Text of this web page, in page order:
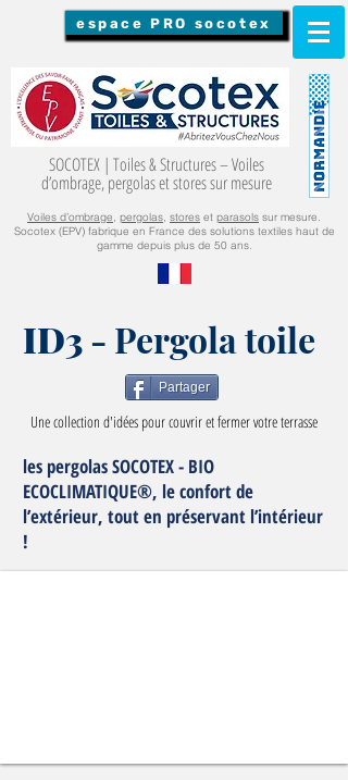
espace PRO socotex
SOCOTEX | Toiles & Structures – Voiles
d’ombrage, pergolas et stores sur mesure
Voiles d’ombrage, pergolas, stores et parasols sur mesure.
Socotex (EPV) fabrique en France des solutions textiles haut de
gamme depuis plus de 50 ans.
ID3 - Pergola toile
Partager
Une collection d'idées pour couvrir et fermer votre terrasse
les pergolas SOCOTEX - BIO
ECOCLIMATIQUE®, le confort de
l’extérieur, tout en préservant l’intérieur
!